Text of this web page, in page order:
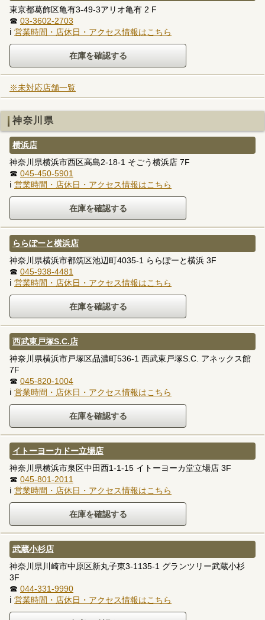
東京都葛飾区亀有3-49-3アリオ亀有 2 F
☎ 03-3602-2703
ℹ 営業時間・店休日・アクセス情報はこちら
※未対応店舗一覧
神奈川県
横浜店
神奈川県横浜市西区高島2-18-1 そごう横浜店 7F
☎ 045-450-5901
ℹ 営業時間・店休日・アクセス情報はこちら
ららぽーと横浜店
神奈川県横浜市都筑区池辺町4035-1 ららぽーと横浜 3F
☎ 045-938-4481
ℹ 営業時間・店休日・アクセス情報はこちら
西武東戸塚S.C.店
神奈川県横浜市戸塚区品濃町536-1 西武東戸塚S.C. アネックス館
7F
☎ 045-820-1004
ℹ 営業時間・店休日・アクセス情報はこちら
イトーヨーカドー立場店
神奈川県横浜市泉区中田西1-1-15 イトーヨーカ堂立場店 3F
☎ 045-801-2011
ℹ 営業時間・店休日・アクセス情報はこちら
武蔵小杉店
神奈川県川崎市中原区新丸子東3-1135-1 グランツリー武蔵小杉
3F
☎ 044-331-9990
ℹ 営業時間・店休日・アクセス情報はこちら